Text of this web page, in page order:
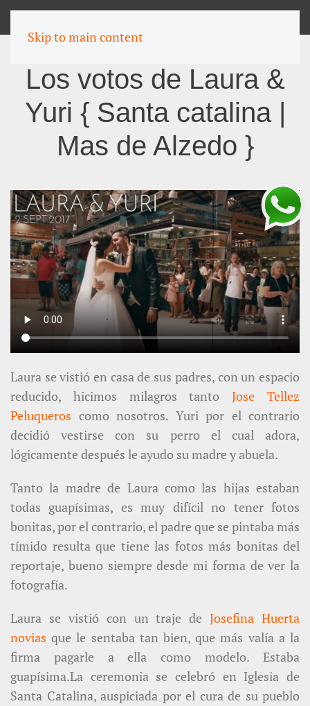
Skip to main content
Los votos de Laura &
Yuri { Santa catalina |
Mas de Alzedo }
Laura se vistió en casa de sus padres, con un espacio
reducido, hicimos milagros tantoJose Tellez
Peluqueros como nosotros. Yuri por el contrario
decidió vestirse con su perro el cual adora,
lógicamente después le ayudo su madre y abuela.
Tanto la madre de Laura como las hijas estaban
todas guapísimas, es muy difícil no tener fotos
bonitas, por el contrario, el padre que se pintaba más
tímido resulta que tiene las fotos más bonitas del
reportaje, bueno siempre desde mi forma de ver la
fotografía.
Laura se vistió con un traje deJosefina Huerta
novias que le sentaba tan bien, que más valía a la
firma pagarle a ella como modelo. Estaba
guapísima.La ceremonia se celebró en Iglesia de
Santa Catalina, auspiciada por el cura de su pueblo